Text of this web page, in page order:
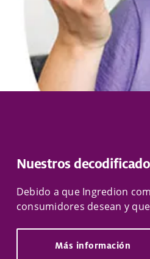
Nuestros
Debido a que Ingredion
consumidores desean y
Más información